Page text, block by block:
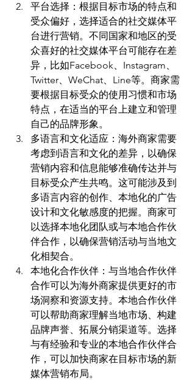
平台选择：根据目标市场的特点和
受众偏好，选择适合的社交媒体平
台进行营销。不同国家和地区的受
众喜好的社交媒体平台可能存在差
异，比如Facebook、Instagram、
Twitter、WeChat、Line等。商家需
要根据目标受众的使用习惯和市场
特点，在适当的平台上建立和管理
自己的品牌形象。
多语言和文化适应：海外商家需要
考虑到语言和文化的差异，以确保
营销内容和信息能够准确传达并与
目标受众产生共鸣。这可能涉及到
多语言内容的创作、本地化的广告
设计和文化敏感度的把握。商家可
以选择本地化团队或与本地合作伙
伴合作，以确保营销活动与当地文
化相契合。
本地化合作伙伴：与当地合作伙伴
合作可以为海外商家提供更好的市
场洞察和资源支持。本地合作伙伴
可以帮助商家理解当地市场、构建
品牌声誉、拓展分销渠道等。选择
与有经验和专业的本地合作伙伴合
作，可以加快商家在目标市场的新
媒体营销布局。